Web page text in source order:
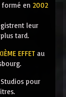
formé en 2002
leur
tard.
EFFETau
pour